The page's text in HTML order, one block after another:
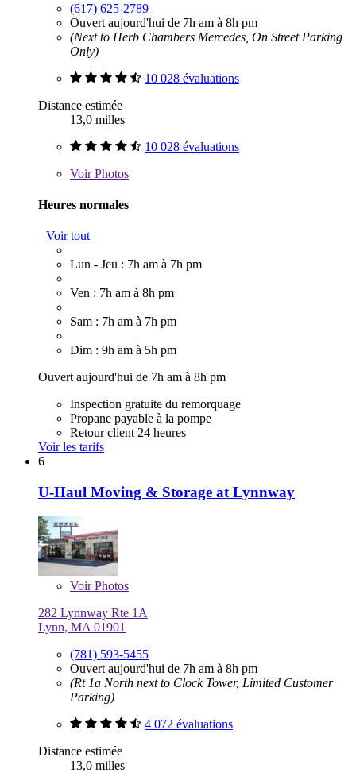
(617) 625-2789
Ouvert aujourd'hui de 7h am à 8h pm
(Next to Herb Chambers Mercedes, On Street Parking
Only)
10 028 évaluations
Distance estimée
13,0 milles
10 028 évaluations
VoirPhotos
Heures normales
Voir tout
Lun - Jeu : 7h am à 7h pm
Ven : 7h am à 8h pm
Sam : 7h am à 7h pm
Dim : 9h am à 5h pm
Ouvert aujourd'hui de 7h am à 8h pm
Inspection gratuite du remorquage
Propane payable à la pompe
Retour client 24 heures
Voir les tarifs
6
U-Haul Moving & Storage at Lynnway
VoirPhotos
282 Lynnway Rte 1A
Lynn, MA 01901
(781) 593-5455
Ouvert aujourd'hui de 7h am à 8h pm
(Rt 1a North next to Clock Tower, Limited Customer
Parking)
4 072 évaluations
Distance estimée
13,0 milles